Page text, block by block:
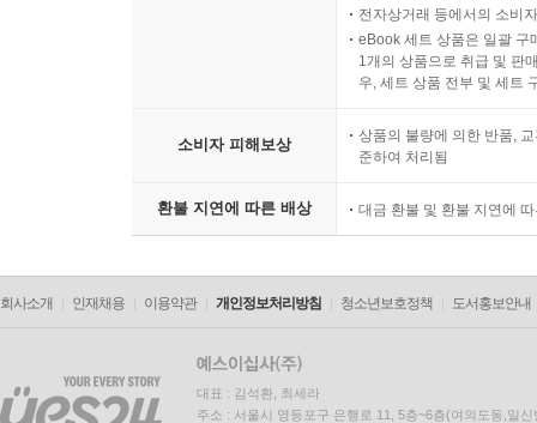
전자상거래 등에서의 소비
eBook 세트 상품은 일괄 구
1개의 상품으로 취급 및 판
우, 세트 상품 전부 및 세트
소비자 피해보상
상품의 불량에 의한 반품,
준하여 처리됨
환불 지연에 따른 배상 대금 환불 및 환불 지연에
회사소개 인재채용 이용약관 개인정보처리방침 청소년보호정책 도서홍보안내
대표 : 김석환, 최세라
주소 : 서울시 영등포구 은행로 11, 5층~6층(여의도동,일신